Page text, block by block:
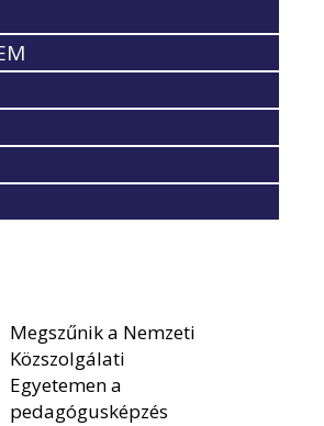
Megszűnik a Nemzeti
Közszolgálati
Egyetemen a
pedagógusképzés